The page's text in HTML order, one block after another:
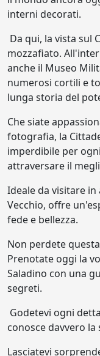
interni decorati.
Da qui, la vista sul
mozzafiato.
anche il Museo
numerosi cortili e
lunga storia del
Che siate
fotografia, la
imperdibile per
attraversare il
Ideale da visitare
Vecchio, offre
fede e bellezza.
Non perdete
Prenotate oggi la
Saladino con una
segreti.
Godetevi ogni
conosce davvero
Lasciatevi